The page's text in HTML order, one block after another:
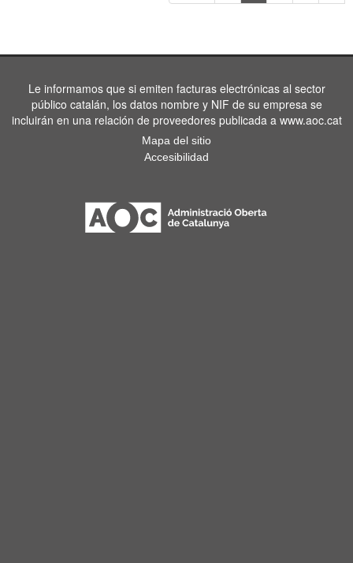
Le informamos que si emiten facturas electrónicas al sector
público catalán, los datos nombre y NIF de su empresa se
incluirán en una relación de proveedores publicada a www.aoc.cat
Mapa del sitio
Accesibilidad